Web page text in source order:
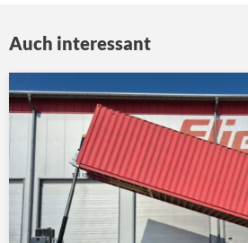
Auch interessant